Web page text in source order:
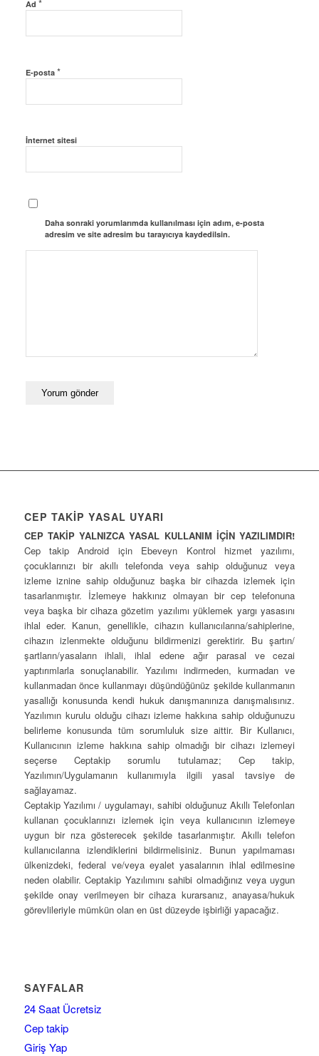
Ad *
E-posta *
İnternet sitesi
Daha sonraki yorumlarımda kullanılması için adım, e-posta
adresim ve site adresim bu tarayıcıya kaydedilsin.
CEP TAKİP YASAL UYARI
CEP TAKİP YALNIZCA YASAL KULLANIM İÇİN YAZILIMDIR!
Cep takip Android için Ebeveyn Kontrol hizmet yazılımı,
çocuklarınızı bir akıllı telefonda veya sahip olduğunuz veya
izleme iznine sahip olduğunuz başka bir cihazda izlemek için
tasarlanmıştır. İzlemeye hakkınız olmayan bir cep telefonuna
veya başka bir cihaza gözetim yazılımı yüklemek yargı yasasını
ihlal eder. Kanun, genellikle, cihazın kullanıcılarına/sahiplerine,
cihazın izlenmekte olduğunu bildirmenizi gerektirir. Bu şartın/
şartların/yasaların ihlali, ihlal edene ağır parasal ve cezai
yaptırımlarla sonuçlanabilir. Yazılımı indirmeden, kurmadan ve
kullanmadan önce kullanmayı düşündüğünüz şekilde kullanmanın
yasallığı konusunda kendi hukuk danışmanınıza danışmalısınız.
Yazılımın kurulu olduğu cihazı izleme hakkına sahip olduğunuzu
belirleme konusunda tüm sorumluluk size aittir. Bir Kullanıcı,
Kullanıcının izleme hakkına sahip olmadığı bir cihazı izlemeyi
seçerse Ceptakip sorumlu tutulamaz; Cep takip,
Yazılımın/Uygulamanın kullanımıyla ilgili yasal tavsiye de
sağlayamaz.
Ceptakip Yazılımı / uygulamayı, sahibi olduğunuz Akıllı Telefonları
kullanan çocuklarınızı izlemek için veya kullanıcının izlemeye
uygun bir rıza gösterecek şekilde tasarlanmıştır. Akıllı telefon
kullanıcılarına izlendiklerini bildirmelisiniz. Bunun yapılmaması
ülkenizdeki, federal ve/veya eyalet yasalarının ihlal edilmesine
neden olabilir. Ceptakip Yazılımını sahibi olmadığınız veya uygun
şekilde onay verilmeyen bir cihaza kurarsanız, anayasa/hukuk
görevlileriyle mümkün olan en üst düzeyde işbirliği yapacağız.
SAYFALAR
24 Saat Ücretsiz
Cep takip
Giriş Yap